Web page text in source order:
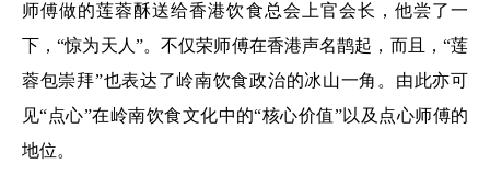
师傅做的莲蓉酥送给香港饮食总会上官会长，他尝了一
下，“惊为天人”。不仅荣师傅在香港声名鹊起，而且，“莲
蓉包崇拜”也表达了岭南饮食政治的冰山一角。由此亦可
见“点心”在岭南饮食文化中的“核心价值”以及点心师傅的
地位。